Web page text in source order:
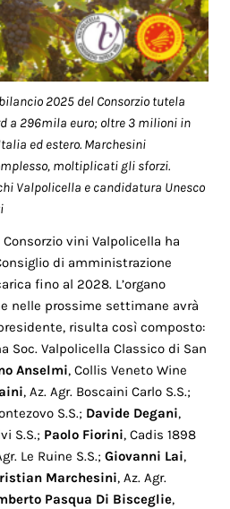
2025 del Consorzio tutela
a 296mila euro; oltre 3 milioni in
ed estero. Marchesini
moltiplicati gli sforzi.
Valpolicella e candidatura Unesco
vini Valpolicella ha
di amministrazione
fino al 2028. L’organo
nelle prossime settimane avrà
risulta così composto:
Soc. Valpolicella Classico di San
Anselmi, Collis Veneto Wine
, Az. Agr. Boscaini Carlo S.S.;
S.S.; Davide Degani,
S.S.; Paolo Fiorini, Cadis 1898
Le Ruine S.S.;Giovanni Lai,
Marchesini, Az. Agr.
Pasqua Di Bisceglie,